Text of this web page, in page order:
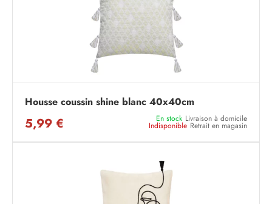
Housse coussin shine blanc 40x40cm
5,99 € En stock Livraison à domicile
Indisponible Retrait en magasin